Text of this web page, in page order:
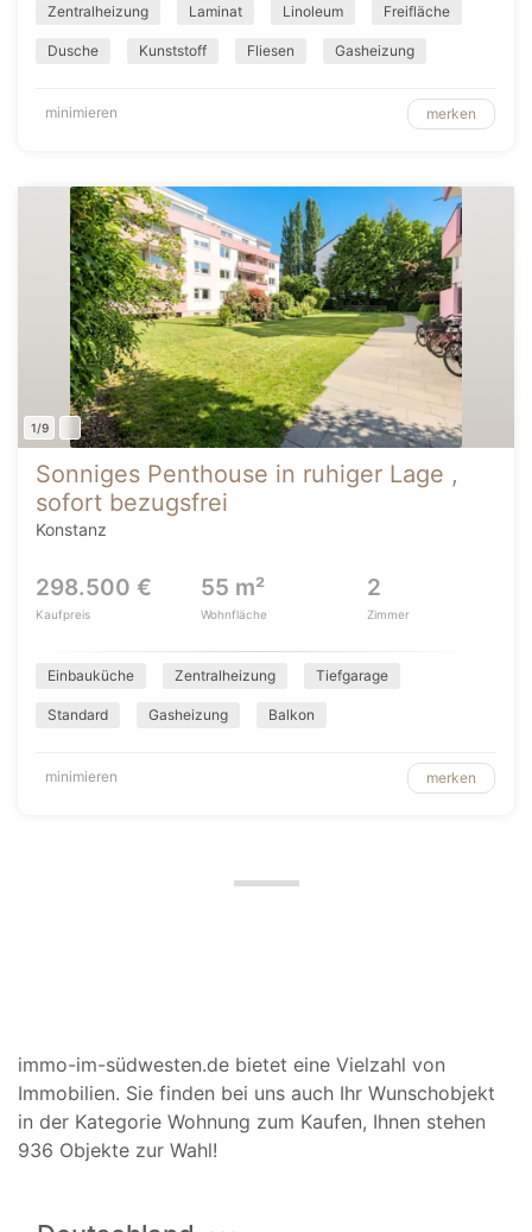
Zentralheizung Laminat Linoleum Freifläche
Dusche Kunststoff Fliesen Gasheizung
minimieren merken
1/9
Sonniges Penthouse in ruhiger Lage ,
sofort bezugsfrei
Konstanz
298.500 €
Kaufpreis
55 m²
Wohnfläche
2
Zimmer
Einbauküche Zentralheizung Tiefgarage
Standard Gasheizung Balkon
minimieren merken
immo-im-südwesten.de bietet eine Vielzahl von
Immobilien. Sie finden bei uns auch Ihr Wunschobjekt
in der Kategorie Wohnung zum Kaufen, Ihnen stehen
936 Objekte zur Wahl!